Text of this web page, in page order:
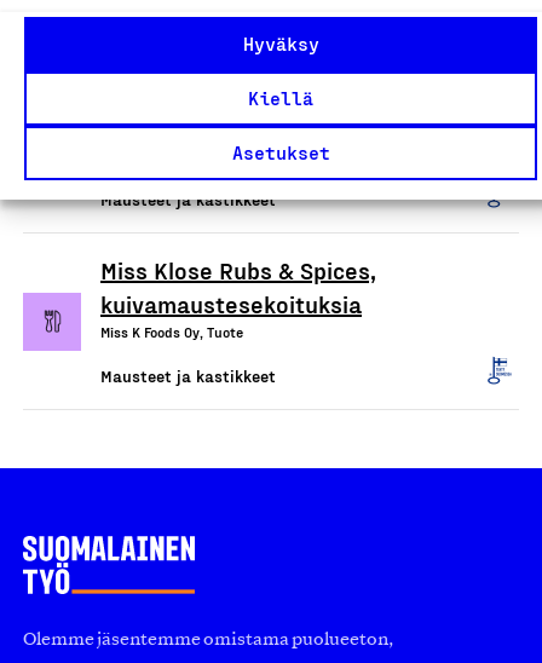
Hyväksy
Kiellä
Asetukset
Mausteet ja kastikkeet
Jävla Sås Bolag bbq- ja
maustekastikkeet
Mausteet ja kastikkeet
Miss Klose Rubs & Spices,
kuivamaustesekoituksia
Miss K Foods Oy, Tuote
Mausteet ja kastikkeet
Olemme jäsentemme omistama puolueeton,